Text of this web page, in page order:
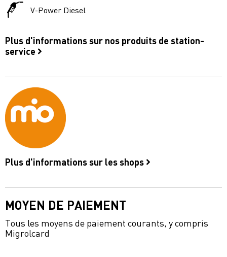
V-Power Diesel
Plus d'informations sur nos produits de station-
service
Plus d'informations sur les shops
MOYEN DE PAIEMENT
Tous les moyens de paiement courants, y compris
Migrolcard